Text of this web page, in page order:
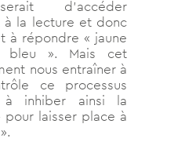
d’accéder
à la lecture et donc
à répondre « jaune
». Mais cet
nous entraîner à
ce processus
à inhiber ainsi la
pour laisser place à